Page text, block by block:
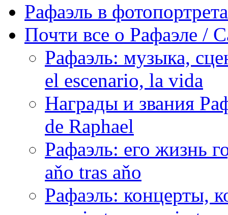
Рафаэль в
Почти все о Рафаэле /
Рафаэль: музыка,
el escenario, la vida
Награды и звания
de Raphael
Рафаэль: его жизнь
aňo tras aňo
Рафаэль: концерты,